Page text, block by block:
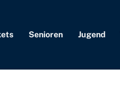
Senioren Jugend